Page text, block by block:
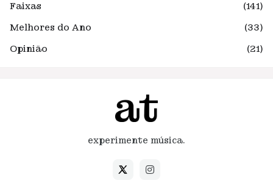
Faixas
(141)
Melhores do Ano
(33)
Opinião
(21)
experimente música.